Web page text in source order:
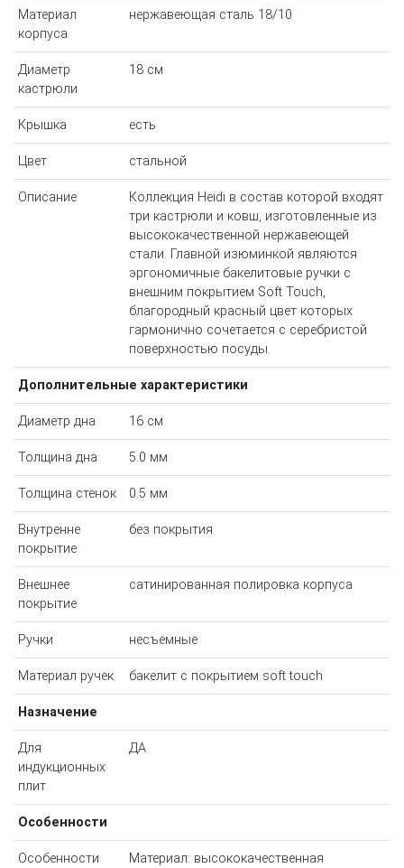
Материал
корпуса
нержавеющая сталь 18/10
Диаметр
кастрюли
18 см
Крышка есть
Цвет стальной
Описание
Коллекция Heidi в состав которой входят
три кастрюли и ковш, изготовленные из
высококачественной нержавеющей
стали. Главной изюминкой являются
эргономичные бакелитовые ручки с
внешним покрытием Soft Touch,
благородный красный цвет которых
гармонично сочетается с серебристой
поверхностью посуды.
Дополнительные характеристики
Диаметр дна 16 см
Толщина дна 5.0 мм
Толщина стенок 0.5 мм
Внутренне
покрытие
без покрытия
Внешнее
покрытие
сатинированная полировка корпуса
Ручки несъемные
Материал ручек бакелит с покрытием soft touch
Назначение
Для
индукционных
плит
ДА
Особенности
Особенности
Материал: высококачественная